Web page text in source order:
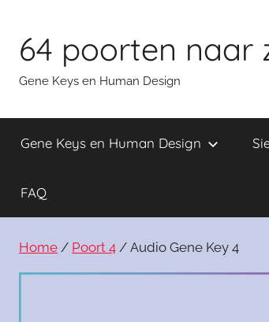
content
64 poorten naar
Gene Keys en Human Design
Gene Keys en Human Design
FAQ
Home / Poort 4 / Audio Gene Key 4